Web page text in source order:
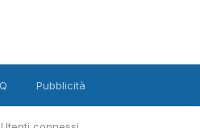
Pubblicità